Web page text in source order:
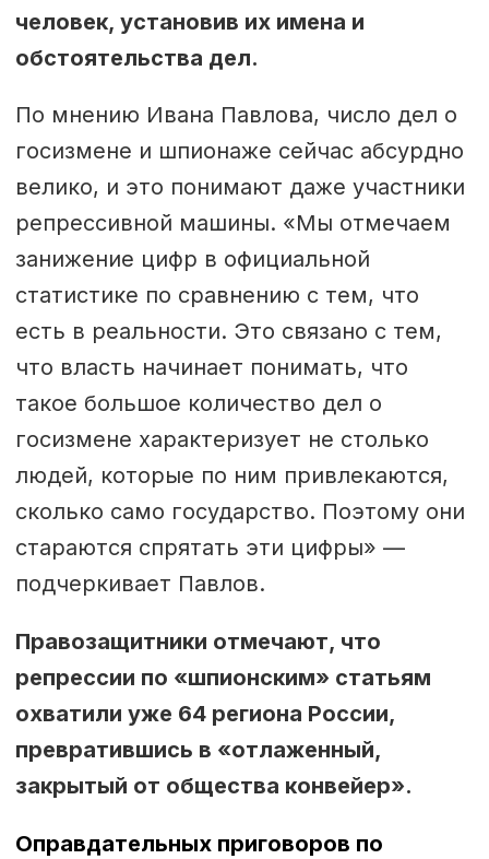
человек, установив их имена и
обстоятельства дел.
По мнению Ивана Павлова, число дел о
госизмене и шпионаже сейчас абсурдно
велико, и это понимают даже участники
репрессивной машины. «Мы отмечаем
занижение цифр в официальной
статистике по сравнению с тем, что
есть в реальности. Это связано с тем,
что власть начинает понимать, что
такое большое количество дел о
госизмене характеризует не столько
людей, которые по ним привлекаются,
сколько само государство. Поэтому они
стараются спрятать эти цифры» ––
подчеркивает Павлов.
Правозащитники отмечают, что
репрессии по «шпионским» статьям
охватили уже 64 региона России,
превратившись в «отлаженный,
закрытый от общества конвейер».
Оправдательных приговоров по